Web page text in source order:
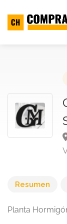
Resumen
Planta